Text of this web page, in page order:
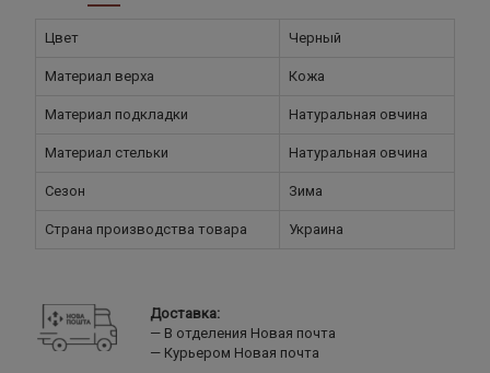
Цвет Черный
Материал верха Кожа
Материал подкладки Натуральная овчина
Материал стельки Натуральная овчина
Сезон Зима
Страна производства товара Украина
Доставка:
В отделения Новая почта
Курьером Новая почта